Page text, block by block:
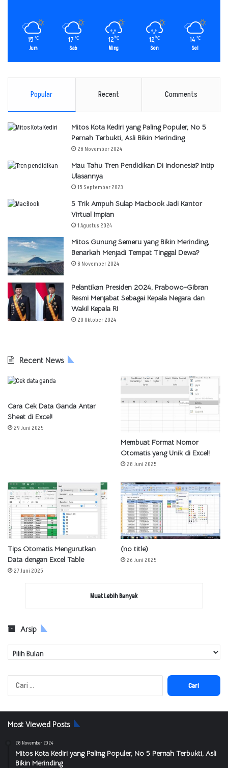
15 ℃
Jum
17 ℃
Sab
12℃
Ming
12℃
Sen
14℃
Sel
Popular Recent Comments
Mitos Kota Kediri yang Paling Populer, No 5
Pernah Terbukti, Asli Bikin Merinding
28 November 2024
Mau Tahu Tren Pendidikan Di Indonesia? Intip
Ulasannya
15 September 2023
5 Trik Ampuh Sulap Macbook Jadi Kantor
Virtual Impian
1 Agustus 2024
Mitos Gunung Semeru yang Bikin Merinding,
Benarkah Menjadi Tempat Tinggal Dewa?
8 November 2024
Pelantikan Presiden 2024, Prabowo-Gibran
Resmi Menjabat Sebagai Kepala Negara dan
Wakil Kepala RI
20 Oktober 2024
Recent News
Cara Cek Data Ganda Antar
Sheet di Excel!
29 Juni 2025
Membuat Format Nomor
Otomatis yang Unik di Excel!
28 Juni 2025
Tips Otomatis Mengurutkan
Data dengan Excel Table
27 Juni 2025
(no title)
26 Juni 2025
Muat Lebih Banyak
Arsip
Cari
untuk:
Most Viewed Posts
28 November 2024
Mitos Kota Kediri yang Paling Populer, No 5 Pernah Terbukti, Asli
Bikin Merinding